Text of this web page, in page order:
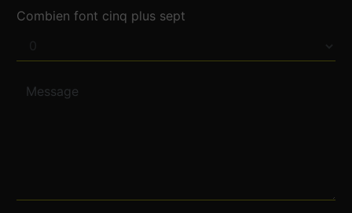
Combien font cinq plus sept